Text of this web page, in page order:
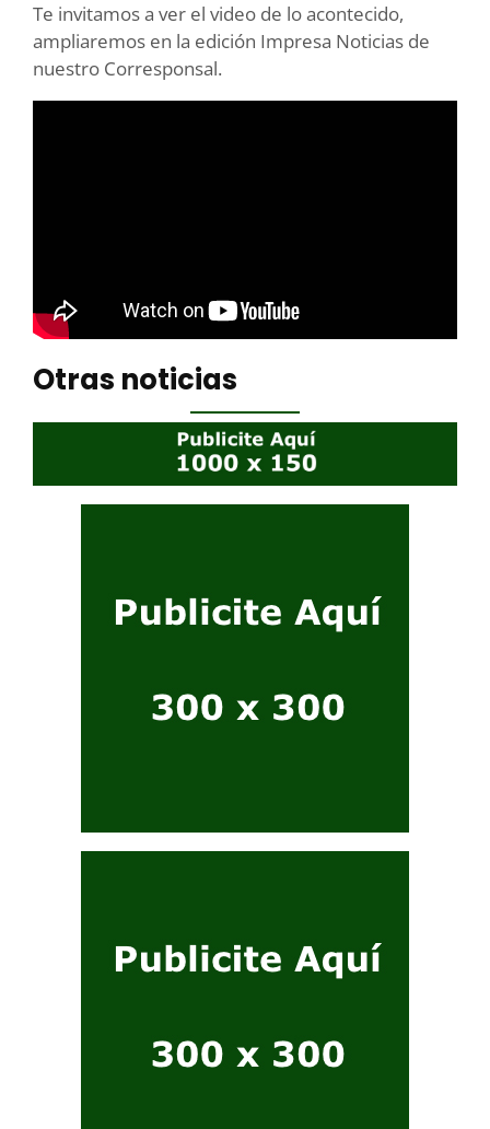
Te invitamos a ver el video de lo acontecido,
ampliaremos en la edición Impresa Noticias de
nuestro Corresponsal.
Otras noticias